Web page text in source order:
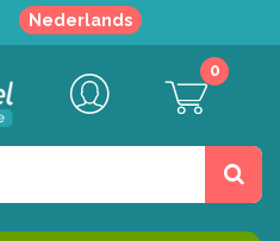
Nederlands
0